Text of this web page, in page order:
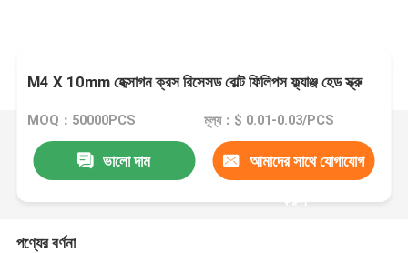
M4 X 10mm হেক্সাগন ক্রস রিসেসড বোল্ট ফিলিপস ফ্ল্যাঞ্জ হেড স্ক্রু
MOQ：50000PCS মূল্য：$ 0.01-0.03/PCS
ভালো দাম আমাদের সাথে যোগাযোগ
করুন
পণ্যের বর্ণনা